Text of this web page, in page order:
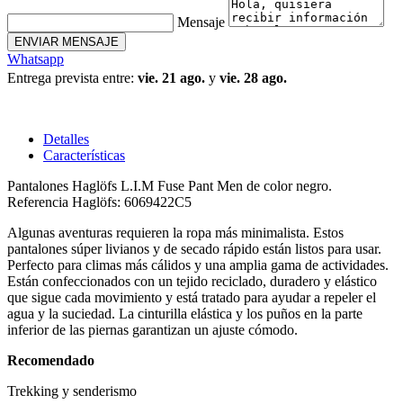
Mensaje
ENVIAR MENSAJE
Whatsapp
Entrega prevista entre: vie. 21 ago. y vie. 28 ago.
Detalles
Características
Pantalones Haglöfs L.I.M Fuse Pant Men de color negro.
Referencia Haglöfs: 6069422C5
Algunas aventuras requieren la ropa más minimalista. Estos
pantalones súper livianos y de secado rápido están listos para usar.
Perfecto para climas más cálidos y una amplia gama de actividades.
Están confeccionados con un tejido reciclado, duradero y elástico
que sigue cada movimiento y está tratado para ayudar a repeler el
agua y la suciedad. La cinturilla elástica y los puños en la parte
inferior de las piernas garantizan un ajuste cómodo.
Recomendado
Trekking y senderismo